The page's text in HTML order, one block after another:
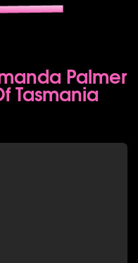
Palmer
Tasmania